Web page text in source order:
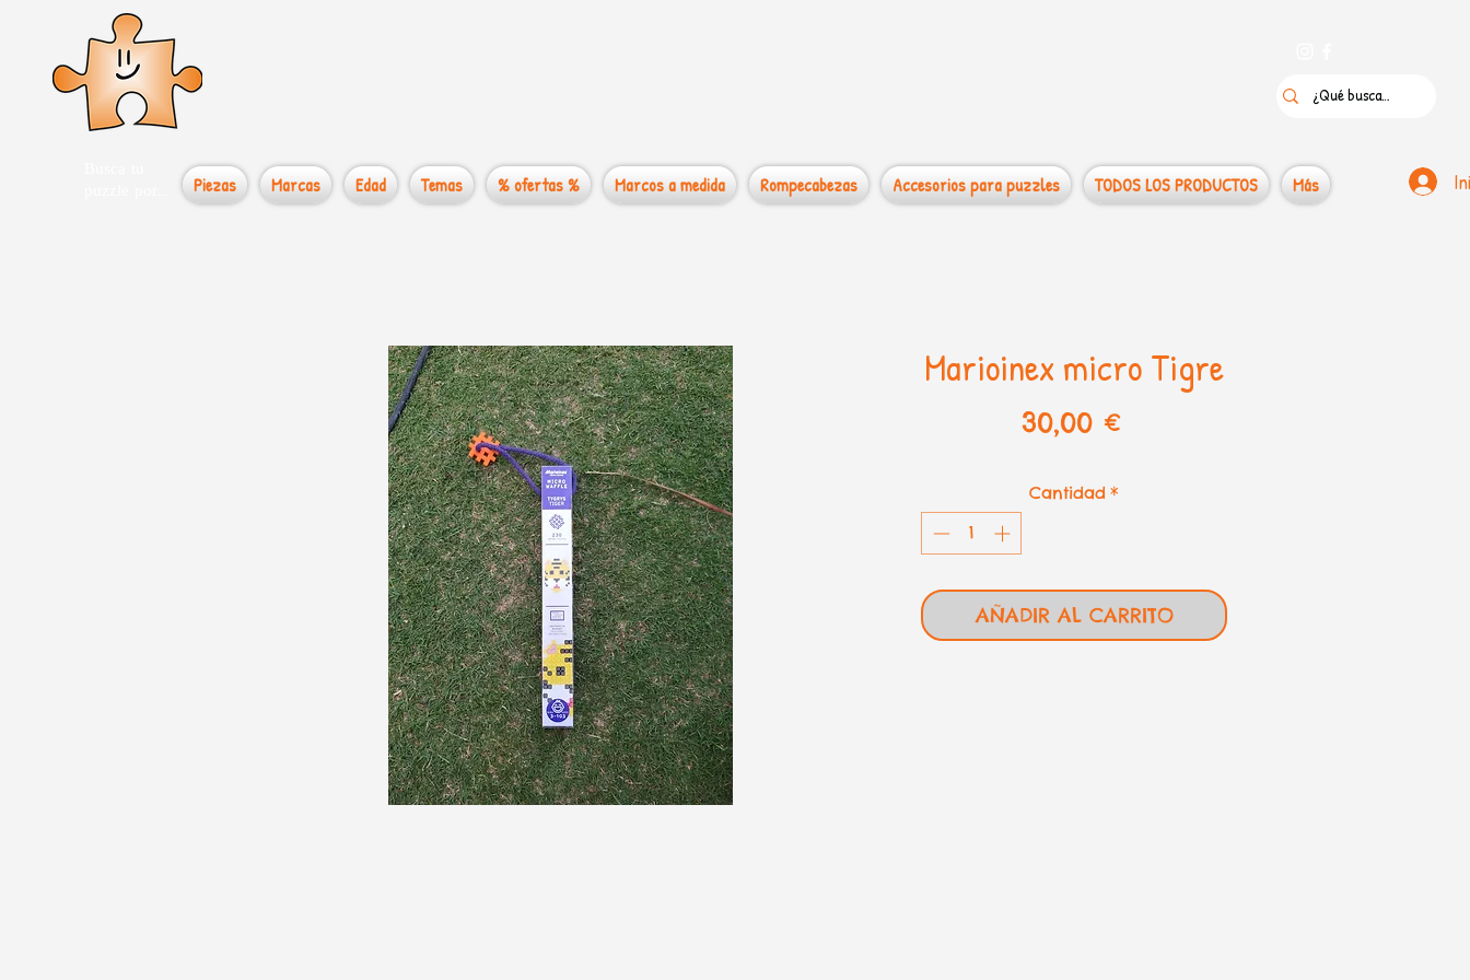
Piezas Marcas Edad Temas % ofertas % Marcos a medida Rompecabezas Accesorios para puzzles TODOS LOS PRODUCTOS Más
Marioinex micro Tigre
30,00 €
Cantidad *
AÑADIR AL CARRITO